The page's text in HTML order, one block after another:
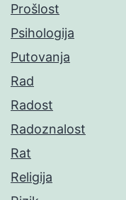
Prošlost
Psihologija
Putovanja
Rad
Radost
Radoznalost
Rat
Religija